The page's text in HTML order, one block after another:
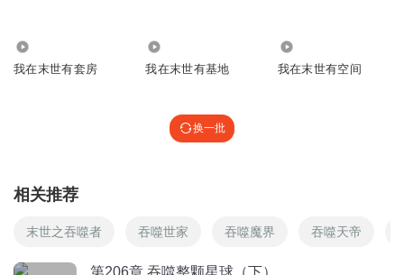
我在末世有套房 我在末世有基地 我在末世有空间
换一批
相关推荐
末世之吞噬者 吞噬世家 吞噬魔界 吞噬天帝
第206章 吞噬整颗星球（下）